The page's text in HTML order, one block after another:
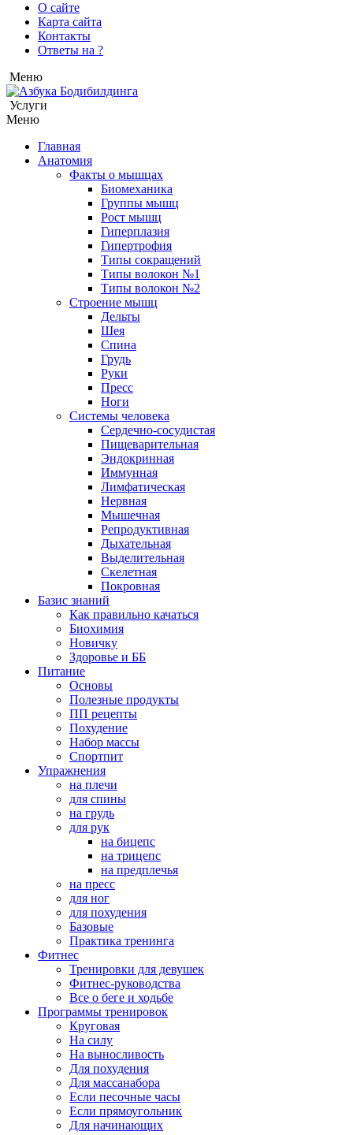
О сайте
Карта сайта
Контакты
Ответы на ?
Меню
Услуги
Меню
Главная
Анатомия
Факты о мышцах
Биомеханика
Группы мышц
Рост мышц
Гиперплазия
Гипертрофия
Типы сокращений
Типы волокон №1
Типы волокон №2
Строение мышц
Дельты
Шея
Спина
Грудь
Руки
Пресс
Ноги
Системы человека
Сердечно-сосудистая
Пищеварительная
Эндокринная
Иммунная
Лимфатическая
Нервная
Мышечная
Репродуктивная
Дыхательная
Выделительная
Скелетная
Покровная
Базис знаний
Как правильно качаться
Биохимия
Новичку
Здоровье и ББ
Питание
Основы
Полезные продукты
ПП рецепты
Похудение
Набор массы
Спортпит
Упражнения
на плечи
для спины
на грудь
для рук
на бицепс
на трицепс
на предплечья
на пресс
для ног
для похудения
Базовые
Практика тренинга
Фитнес
Тренировки для девушек
Фитнес-руководства
Все о беге и ходьбе
Программы тренировок
Круговая
На силу
На выносливость
Для похудения
Для массанабора
Если песочные часы
Если прямоугольник
Для начинающих